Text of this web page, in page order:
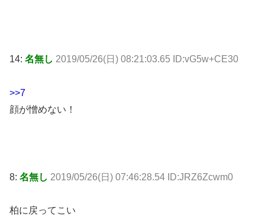
14: 名無し 2019/05/26(日) 08:21:03.65 ID:vG5w+CE30
>>7
顔が憎めない！
8: 名無し 2019/05/26(日) 07:46:28.54 ID:JRZ6Zcwm0
柏に戻ってこい